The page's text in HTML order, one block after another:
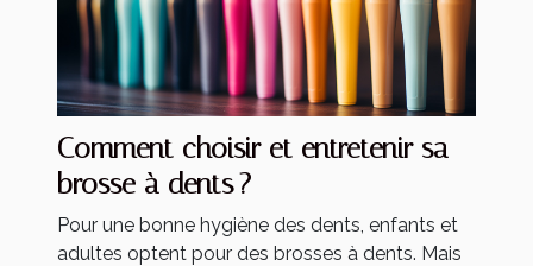
Comment choisir et entretenir sa
brosse à dents ?
Pour une bonne hygiène des dents, enfants et
adultes optent pour des brosses à dents. Mais